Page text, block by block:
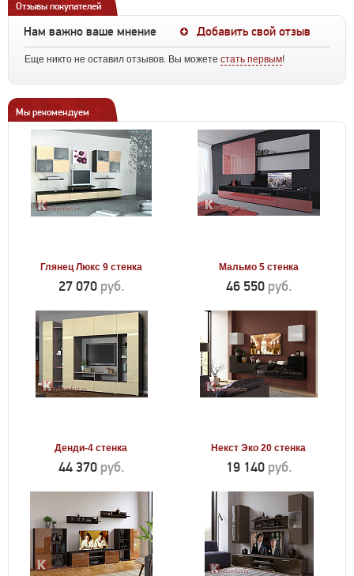
Отзывы покупателей
Нам важно ваше мнение Добавить свой отзыв
Еще никто не оставил отзывов. Вы можете стать первым!
Мы рекомендуем
Глянец Люкс 9 стенка
27 070 руб.
Мальмо 5 стенка
46 550 руб.
Денди-4 стенка
44 370 руб.
Некст Эко 20 стенка
19 140 руб.